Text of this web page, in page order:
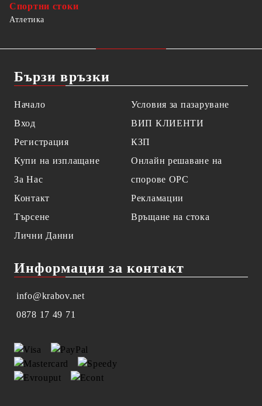
Спортни стоки
Атлетика
Бързи връзки
Начало
Вход
Регистрация
Купи на изплащане
За Нас
Контакт
Търсене
Лични Данни
Условия за пазаруване
ВИП КЛИЕНТИ
КЗП
Онлайн решаване на
спорове OPC
Рекламации
Връщане на стока
Информация за контакт
info@krabov.net
0878 17 49 71